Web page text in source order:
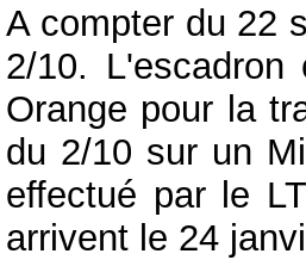
A compter du 22
2/10.
Orange pour la
du 2/10 sur un
effectué par le
arrivent le 24